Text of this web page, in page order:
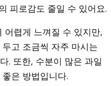
피로감도 줄일 수 있어요.
어렵게 느껴질 수 있지만,
고 조금씩 자주 마시는
. 또한, 수분이 많은 과일
은 방법입니다.